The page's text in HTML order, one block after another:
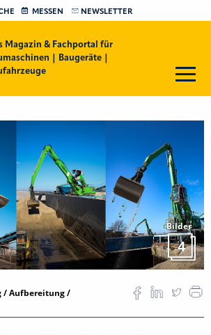
MESSEN NEWSLETTER
Magazin & Fachportal für
| Baugeräte |
Bilder
4
/ Aufbereitung /